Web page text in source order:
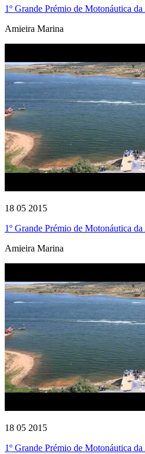
1º Grande Prémio de Motonáutica
Amieira Marina
18 05 2015
1º Grande Prémio de Motonáutica
Amieira Marina
18 05 2015
1º Grande Prémio de Motonáutica